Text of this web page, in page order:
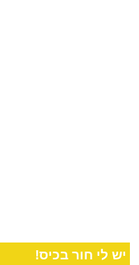
יש לי חור בכיס!